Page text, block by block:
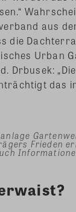
aus
die
Urban
Drbusek:
das
Frieden